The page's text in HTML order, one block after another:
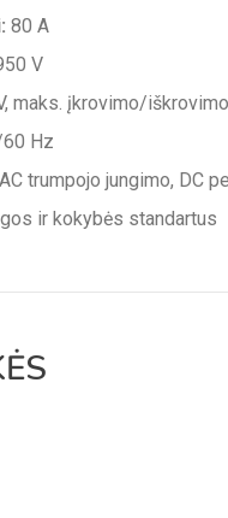
80 A
V
maks. įkrovimo/
Hz
trumpojo jungimo, DC
ir kokybės standartus